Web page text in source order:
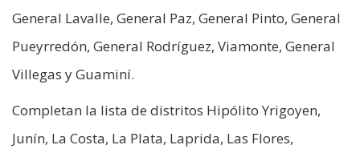
General Lavalle, General Paz, General Pinto, General
Pueyrredón, General Rodríguez, Viamonte, General
Villegas y Guaminí.
Completan la lista de distritos Hipólito Yrigoyen,
Junín, La Costa, La Plata, Laprida, Las Flores,